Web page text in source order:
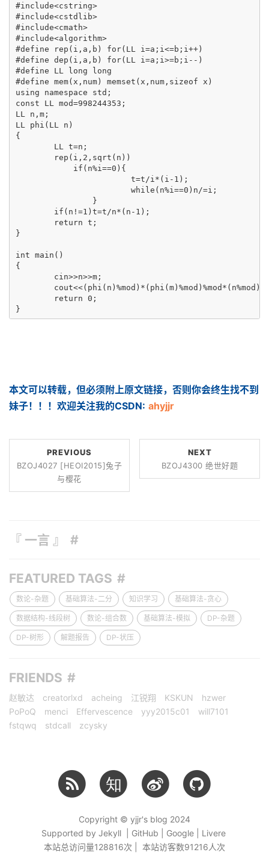
#include<cstring>
#include<cstdlib>
#include<cmath>
#include<algorithm>
#define rep(i,a,b) for(LL i=a;i<=b;i++)
#define dep(i,a,b) for(LL i=a;i>=b;i--)
#define LL long long
#define mem(x,num) memset(x,num,sizeof x)
using namespace std;
const LL mod=998244353;
LL n,m;
LL phi(LL n)
{
}
int main()
{
}
本文可以转载，但必须附上原文链接，否则你会终生找不到
妹子！！！欢迎关注我的CSDN: ahyjjr
PREVIOUS
BZOJ4027 [HEOI2015]兔子
与樱花
NEXT
BZOJ4300 绝世好题
『 一言 』
FEATURED TAGS
数论-杂题 基础算法-二分 知识学习 基础算法-贪心
数据结构-线段树 数论-组合数 基础算法-模拟 DP-杂题
DP-树形 解题报告 DP-状压
FRIENDS
赵敏达 creatorlxd acheing 江锐翔 KSKUN
hzwer
PoPoQ
menci Effervescence yyy2015c01
will7101
fstqwq
stdcall zcysky
知
Copyright © yjjr's blog 2024
Supported by Jekyll | GitHub | Google | Livere
本站总访问量128816次 | 本站访客数91216人次